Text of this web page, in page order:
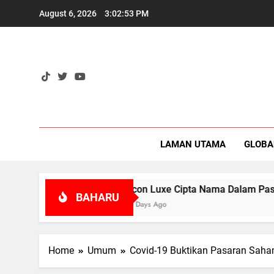
August 6, 2026 3:02:54 PM
LAMAN UTAMA
BAHARU
Icon Luxe Cipta Nama Dalam Pasaran Barangan
2 Days Ago
Home Umum Covid-19 Buktikan Pasaran